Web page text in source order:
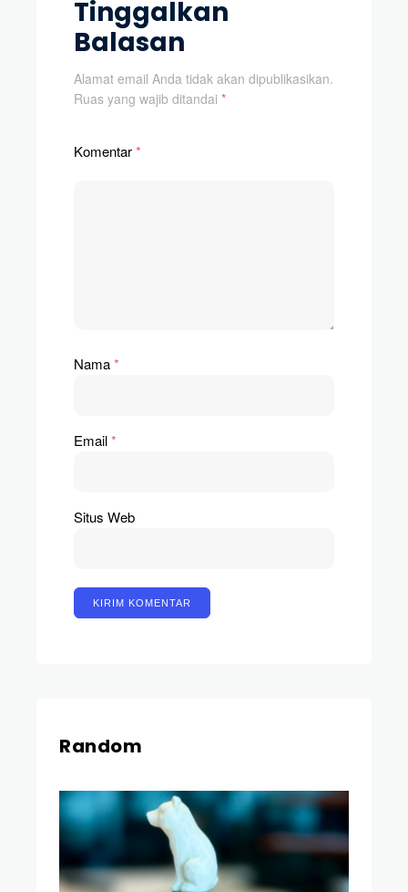
Tinggalkan
Balasan
Alamat email Anda tidak akan dipublikasikan.
Ruas yang wajib ditandai *
Komentar*
Nama*
Email*
Situs Web
Random